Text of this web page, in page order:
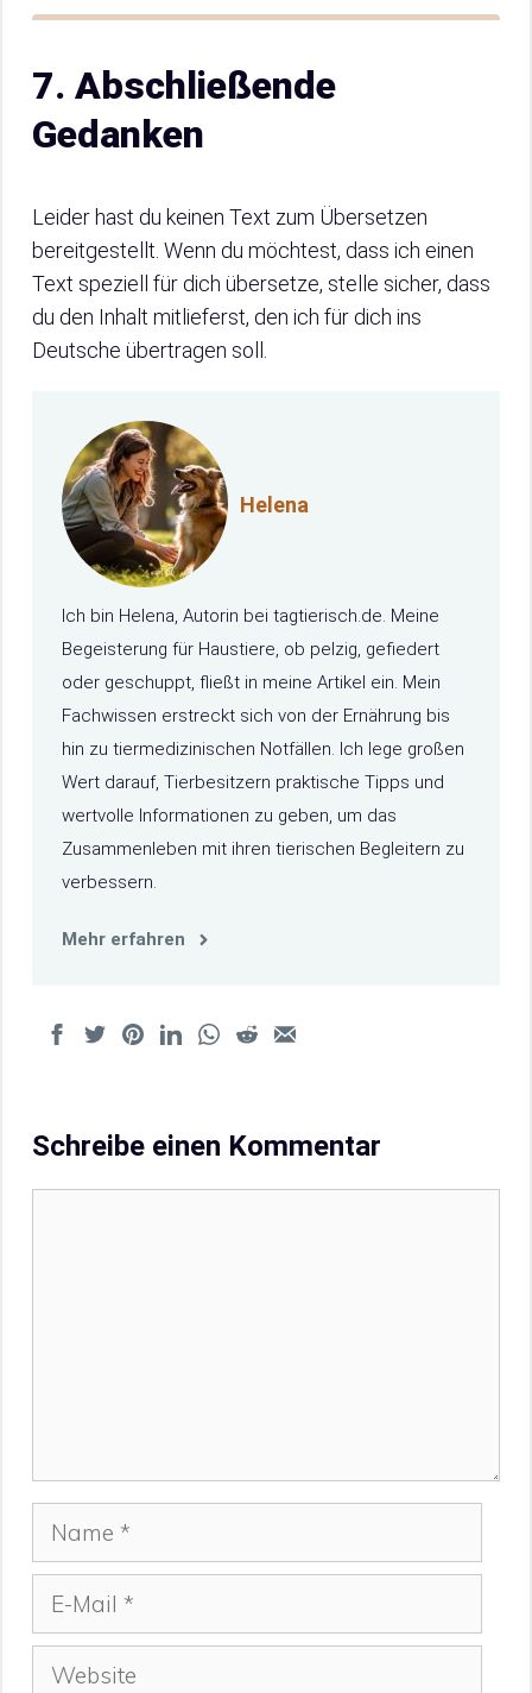
7. Abschließende
Gedanken
Leider hast du keinen Text zum Übersetzen
bereitgestellt. Wenn du möchtest, dass ich einen
Text speziell für dich übersetze, stelle sicher, dass
du den Inhalt mitlieferst, den ich für dich ins
Deutsche übertragen soll.
Helena
Ich bin Helena, Autorin bei tagtierisch.de. Meine
Begeisterung für Haustiere, ob pelzig, gefiedert
oder geschuppt, fließt in meine Artikel ein. Mein
Fachwissen erstreckt sich von der Ernährung bis
hin zu tiermedizinischen Notfällen. Ich lege großen
Wert darauf, Tierbesitzern praktische Tipps und
wertvolle Informationen zu geben, um das
Zusammenleben mit ihren tierischen Begleitern zu
verbessern.
Mehr erfahren
Schreibe einen Kommentar